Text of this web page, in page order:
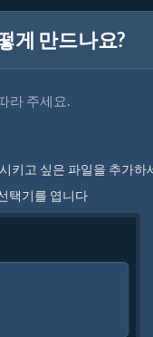
게 만드나요?
라 주세요.
키고 싶은 파일을 추가하
택기를 엽니다